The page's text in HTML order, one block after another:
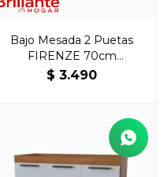
Bajo Mesada 2 Puetas
FIRENZE 70cm
Freijo/Blanco
$ 3.490